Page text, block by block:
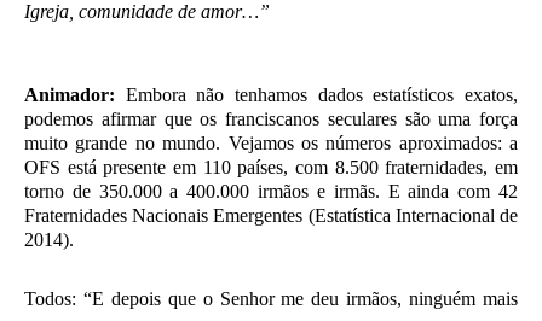
Igreja, comunidade de amor…”
Animador: Embora não tenhamos dados estatísticos exatos,
podemos afirmar que os franciscanos seculares são uma força
muito grande no mundo. Vejamos os números aproximados: a
OFS está presente em 110 países, com 8.500 fraternidades, em
torno de 350.000 a 400.000 irmãos e irmãs. E ainda com 42
Fraternidades Nacionais Emergentes (Estatística Internacional de
2014).
Todos: “E depois que o Senhor me deu irmãos, ninguém mais